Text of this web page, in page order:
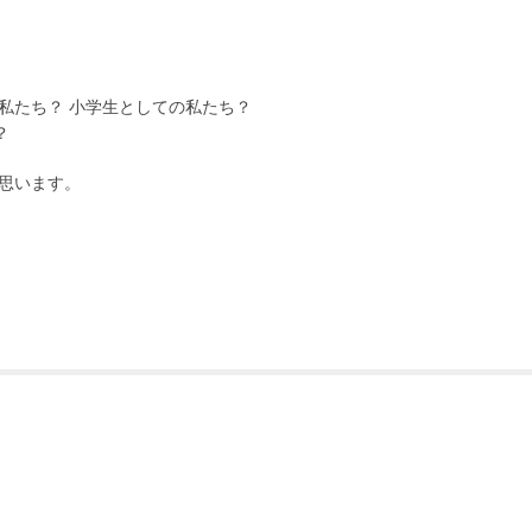
たち？ 小学生としての私たち？
います。